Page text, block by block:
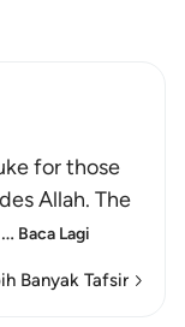
for those
Allah. The
… Baca Lagi
Banyak Tafsir